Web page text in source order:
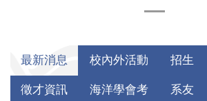
最新消息 校內外活動 招生
徵才資訊 海洋學會考 系友